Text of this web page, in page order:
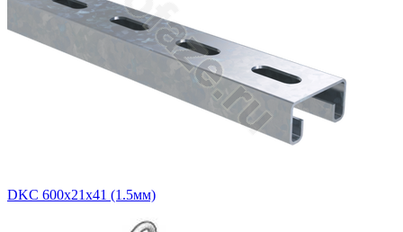
DKC 600х21х41 (1.5мм)